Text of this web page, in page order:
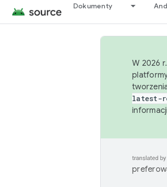
Dokumenty
W 2026
latest-